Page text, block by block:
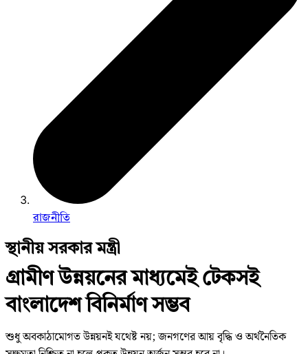
রাজনীতি
স্থানীয় সরকার মন্ত্রী
গ্রামীণ উন্নয়নের মাধ্যমেই টেকসই
বাংলাদেশ বিনির্মাণ সম্ভব
শুধু অবকাঠামোগত উন্নয়নই যথেষ্ট নয়; জনগণের আয় বৃদ্ধি ও অর্থনৈতিক